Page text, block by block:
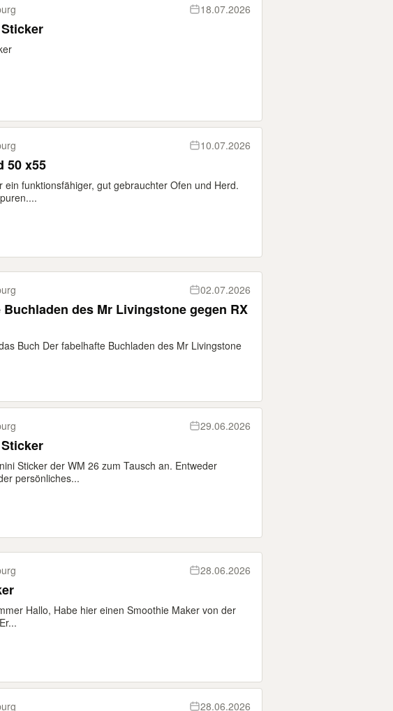
18.07.2026
10.07.2026
50 x55
ein funktionsfähiger, gut gebrauchter Ofen und Herd.
02.07.2026
Buchladen des Mr Livingstone gegen RX
Buch Der fabelhafte Buchladen des Mr Livingstone
29.06.2026
Sticker der WM 26 zum Tausch an. Entweder
persönliches...
28.06.2026
Hallo, Habe hier einen Smoothie Maker von der
28.06.2026